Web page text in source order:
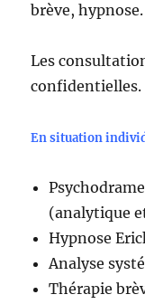
brève, hypnose.
Les
confidentielles.
En situation
(analytique
Hypnose
Analyse
Thérapie